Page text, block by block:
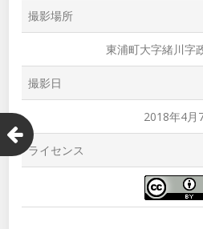
撮影場所
東浦町大字緒川字
撮影日
2018年4月
ライセンス